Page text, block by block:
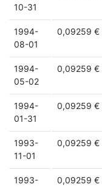
10-31
1994-
08-01
0,09259 €
1994-
05-02
0,09259 €
1994-
01-31
0,09259 €
1993-
11-01
0,09259 €
1993-
0,09259 €